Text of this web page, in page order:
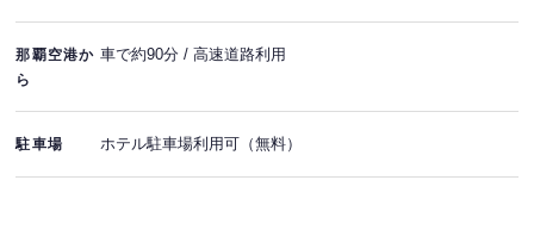
那覇空港か
ら
車で約90分 / 高速道路利用
駐車場 ホテル駐車場利用可（無料）